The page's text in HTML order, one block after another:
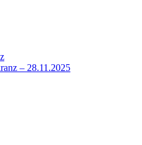
– 28.11.2025